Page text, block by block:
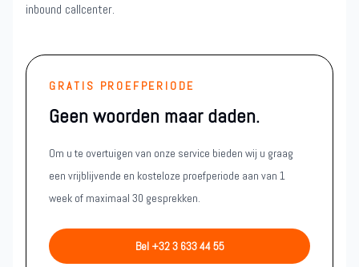
inbound callcenter.
GRATIS PROEFPERIODE
Geen woorden maar daden.
Om u te overtuigen van onze service bieden wij u graag
een vrijblijvende en kosteloze proefperiode aan van 1
week of maximaal 30 gesprekken.
Bel +32 3 633 44 55